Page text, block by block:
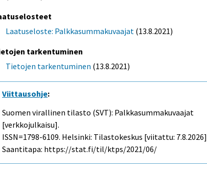
Laatuseloste: Palkkasummakuvaajat (13.8.2021)
tarkentuminen
Tietojen tarkentuminen (13.8.2021)
Viittausohje:
Suomen virallinen tilasto (SVT): Palkkasummakuvaajat
[verkkojulkaisu].
ISSN=1798-6109. Helsinki: Tilastokeskus [viitattu:
Saantitapa: https://stat.fi/til/ktps/2021/06/